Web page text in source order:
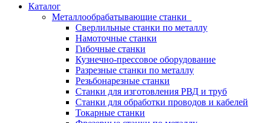
Каталог
Металлообрабатывающие станки
Сверлильные станки по металлу
Намоточные станки
Гибочные станки
Кузнечно-прессовое оборудование
Разрезные станки по металлу
Резьбонарезные станки
Станки для изготовления РВД и труб
Станки для обработки проводов и кабелей
Токарные станки